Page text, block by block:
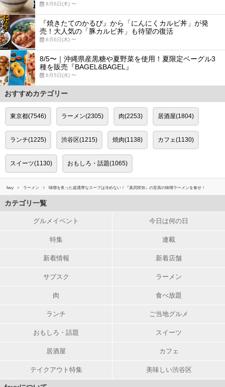
8月6日(木) 〜
『焼きたてのかるび』から「にんにくカルビ丼」が発
売！大人気の「豚カルビ丼」も待望の復活
8月6日(木) 〜
8/5〜｜沖縄県産黒糖や夏野菜を使用！夏限定ベーグル3
種を販売『BAGEL&BAGEL』
8月5日(水) 〜
おすすめカテゴリー
東京都(7546) ラーメン(2305) 肉(2253) 居酒屋(1804)
ランチ(1225) 渋谷区(1215) 焼肉(1138) カフェ(1130)
スイーツ(1130) おもしろ・話題(1065)
favy ラーメン 味噌を炙った超濃厚なスープは冷めない！『真武咲弥』の至高の味噌ラーメンを食せ！
カテゴリ一覧
グルメイベント 今日は何の日
特集 連載
新着情報 新着店舗
サブスク ラーメン
肉 食べ放題
ランチ ご当地グルメ
おもしろ・話題 スイーツ
居酒屋 カフェ
テイクアウト特集 美味しい渋谷区